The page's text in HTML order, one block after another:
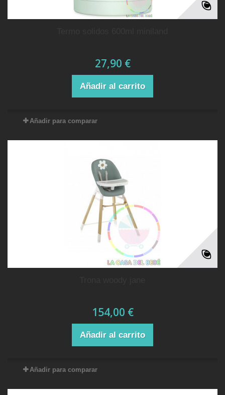
27,90 €
Añadir al carrito
Añadir para comparar
154,00 €
Añadir al carrito
Añadir para comparar